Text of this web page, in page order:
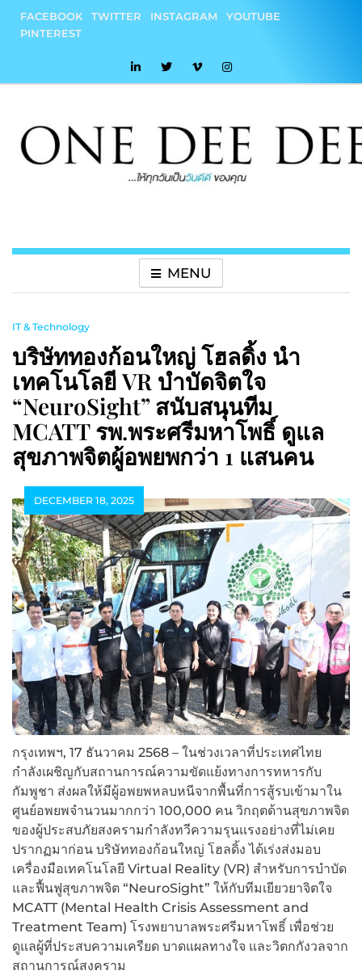
content
FACEBOOK TWITTER INSTAGRAM
YOUTUBE
PINTEREST
MENU
IT & Technology
บริษัททองก้อนใหญ่ โฮลดิ้ง นำ
เทคโนโลยี VR บำบัดจิตใจ
“NeuroSight” สนับสนุนทีม
MCATT รพ.พระศรีมหาโพธิ์ ดูแล
สุขภาพจิตผู้อพยพกว่า 1 แสนคน
DECEMBER 18, 2025
กรุงเทพฯ, 17 ธันวาคม 2568 – ในช่วงเวลาที่ประเทศไทย
กำลังเผชิญกับสถานการณ์ความขัดแย้งทางการทหารกับ
กัมพูชา ส่งผลให้มีผู้อพยพหลบหนีจากพื้นที่การสู้รบเข้ามาใน
ศูนย์อพยพจำนวนมากกว่า 100,000 คน วิกฤตด้านสุขภาพจิต
ของผู้ประสบภัยสงครามกำลังทวีความรุนแรงอย่างที่ไม่เคย
ปรากฏมาก่อน บริษัททองก้อนใหญ่ โฮลดิ้ง ได้เร่งส่งมอบ
เครื่องมือเทคโนโลยี Virtual Reality (VR) สำหรับการบำบัด
และฟื้นฟูสุขภาพจิต “NeuroSight” ให้กับทีมเยียวยาจิตใจ
MCATT (Mental Health Crisis Assessment and
Treatment Team) โรงพยาบาลพระศรีมหาโพธิ์ เพื่อช่วย
ดูแลผู้ที่ประสบความเครียด บาดแผลทางใจ และวิตกกังวลจาก
สถานการณ์สงคราม